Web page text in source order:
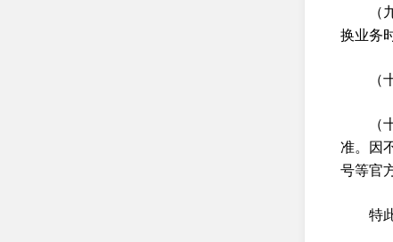
换业务
（
准。因
号等官
特